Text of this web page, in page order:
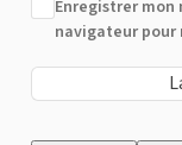
Enregistrer mon
navigateur pour